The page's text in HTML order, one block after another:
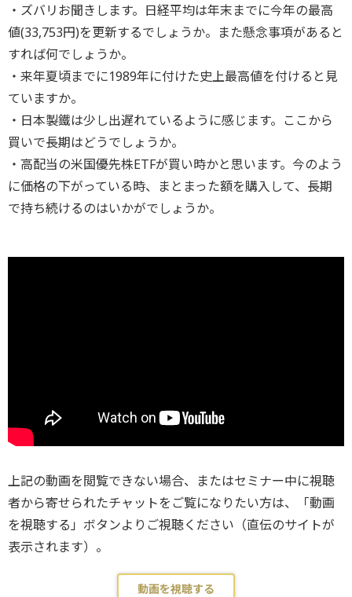
・ズバリお聞きします。日経平均は年末までに今年の最高
値(33,753円)を更新するでしょうか。また懸念事項があると
すれば何でしょうか。
・来年夏頃までに1989年に付けた史上最高値を付けると見
ていますか。
・日本製鐵は少し出遅れているように感じます。ここから
買いで長期はどうでしょうか。
・高配当の米国優先株ETFが買い時かと思います。今のよう
に価格の下がっている時、まとまった額を購入して、長期
で持ち続けるのはいかがでしょうか。
上記の動画を閲覧できない場合、またはセミナー中に視聴
者から寄せられたチャットをご覧になりたい方は、「動画
を視聴する」ボタンよりご視聴ください（直伝のサイトが
表示されます）。
動画を視聴する